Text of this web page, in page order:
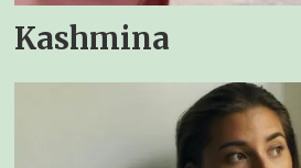
Kashmina